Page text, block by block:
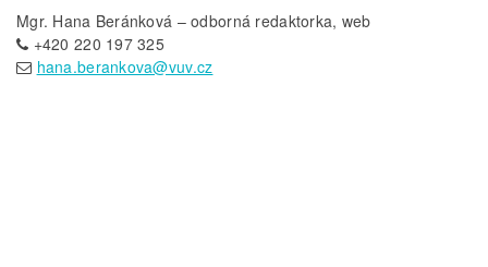
Mgr. Hana Beránková – odborná redaktorka, web
+420 220 197 325
hana.berankova@vuv.cz